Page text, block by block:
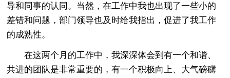
导和同事的认同。当然，在工作中我也出现了一些小的
差错和问题，部门领导也及时给我指出，促进了我工作
的成熟性。
在这两个月的工作中，我深深体会到有一个和谐、
共进的团队是非常重要的，有一个积极向上、大气磅礴